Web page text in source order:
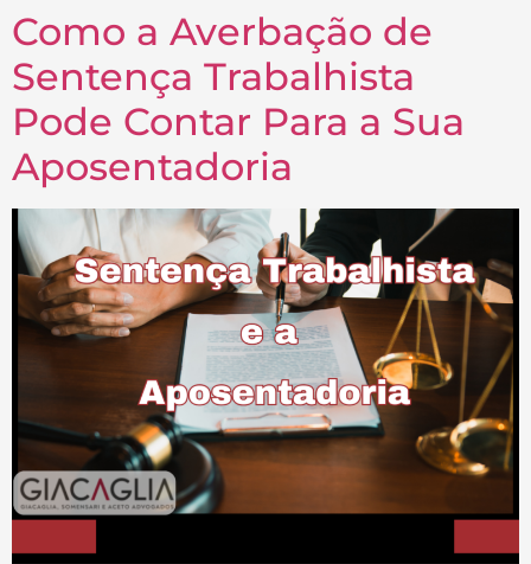
Como a Averbação de
Sentença Trabalhista
Pode Contar Para a Sua
Aposentadoria